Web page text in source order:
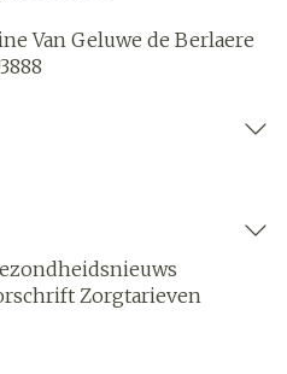
Van Geluwe de Berlaere
Zorgtarieven